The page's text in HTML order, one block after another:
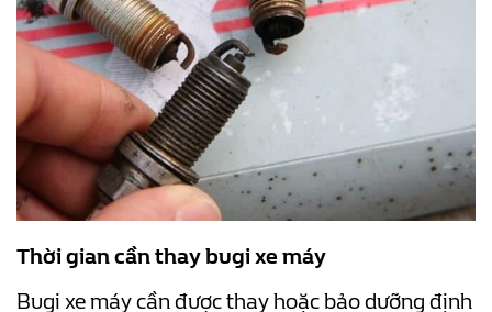
Thời gian cần thay bugi xe máy
Bugi xe máy cần được thay hoặc bảo dưỡng định